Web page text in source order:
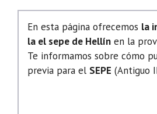
En esta página ofrecemos la
la el sepe de Hellín en la
Te informamos sobre cómo
previa para el SEPE (Antiguo